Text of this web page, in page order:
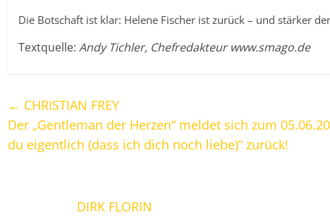
Die Botschaft ist klar: Helene Fischer ist zurück – und stärker
Textquelle: Andy Tichler, Chefredakteur www.smago.de
← CHRISTIAN FREY
Der „Gentleman der Herzen“ meldet sich zum
du eigentlich (dass ich dich noch liebe)“ zurück!
DIRK FLORIN